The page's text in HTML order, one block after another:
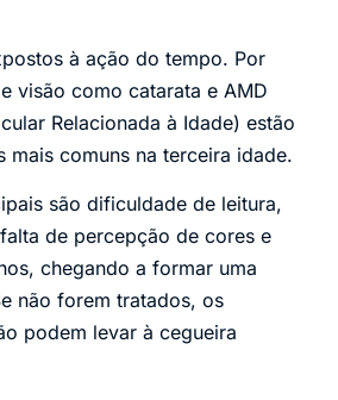
à ação do tempo. Por
visão como catarata e AMD
Relacionada à Idade) estão
mais comuns na terceira idade.
são dificuldade de leitura,
de percepção de cores e
chegando a formar uma
não forem tratados, os
podem levar à cegueira